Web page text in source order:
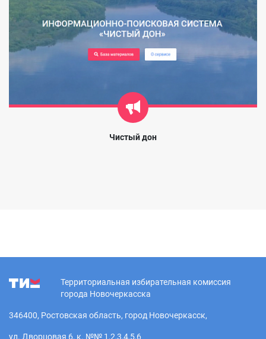
Чистый дон
Территориальная избирательная комиссия
города Новочеркасска
346400, Ростовская область, город Новочеркасск,
ул. Дворцовая 6, к. №№ 1,2,3,4,5,6